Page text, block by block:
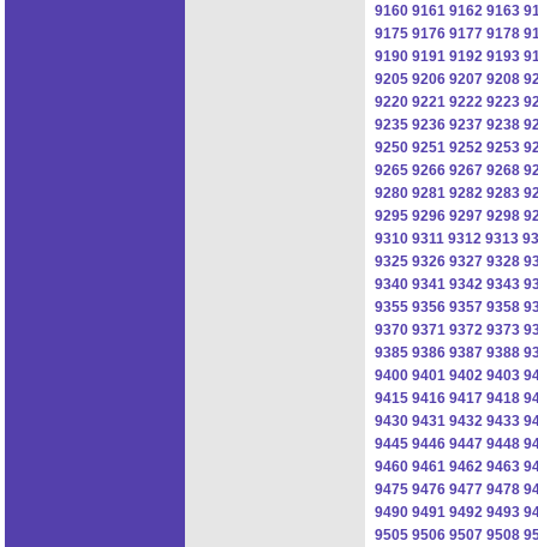
9160 9161 9162 9163
9175 9176 9177 9178
9190 9191 9192 9193
9205 9206 9207 9208
9220 9221 9222 9223
9235 9236 9237 9238
9250 9251 9252 9253
9265 9266 9267 9268
9280 9281 9282 9283
9295 9296 9297 9298
9310 9311 9312 9313
9325 9326 9327 9328
9340 9341 9342 9343
9355 9356 9357 9358
9370 9371 9372 9373
9385 9386 9387 9388
9400 9401 9402 9403
9415 9416 9417 9418
9430 9431 9432 9433
9445 9446 9447 9448
9460 9461 9462 9463
9475 9476 9477 9478
9490 9491 9492 9493
9505 9506 9507 9508